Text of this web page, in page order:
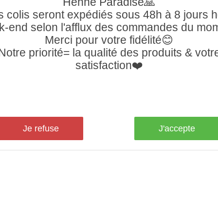
colis seront expédiés sous 48h à 8 jours
end selon l'afflux des commandes du
Merci pour votre fidélité😊
priorité= la qualité des produits &
satisfaction❤️
Je refuse J'accepte